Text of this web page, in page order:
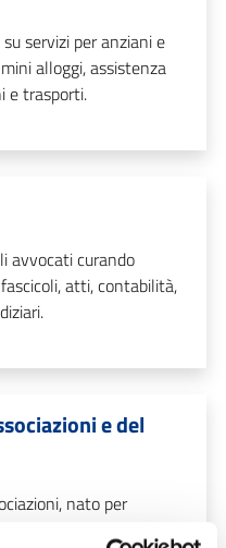
servizi per anziani e
alloggi, assistenza
e trasporti.
avvocati curando
atti, contabilità,
e del
nato per